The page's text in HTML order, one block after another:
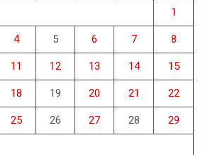
1
4 5 6 7 8
11 12 13 14 15
18 19 20 21 22
25 26 27 28 29